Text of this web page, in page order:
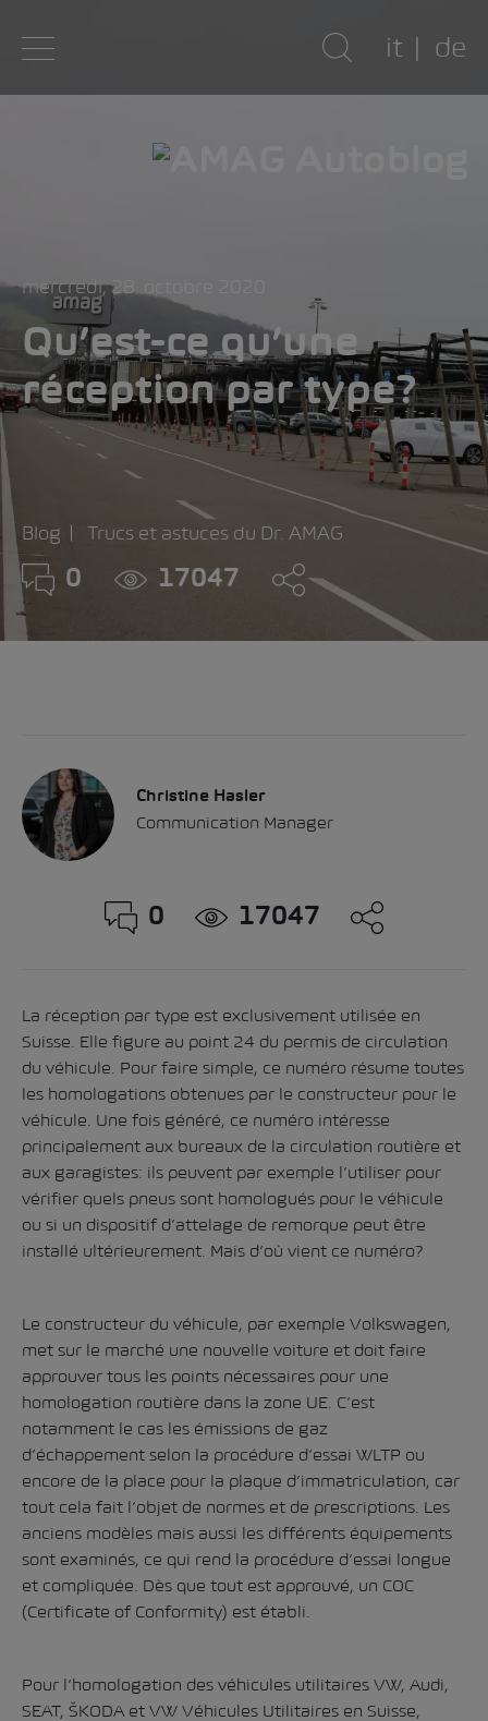
it de
mercredi, 28. octobre 2020
Qu’est-ce qu’une
réception par type?
Blog Trucs et astuces du Dr. AMAG
0 17047
Christine Hasler
Communication Manager
0 17047
La réception par type est exclusivement utilisée en
Suisse. Elle figure au point 24 du permis de circulation
du véhicule. Pour faire simple, ce numéro résume toutes
les homologations obtenues par le constructeur pour le
véhicule. Une fois généré, ce numéro intéresse
principalement aux bureaux de la circulation routière et
aux garagistes: ils peuvent par exemple l’utiliser pour
vérifier quels pneus sont homologués pour le véhicule
ou si un dispositif d’attelage de remorque peut être
installé ultérieurement. Mais d’où vient ce numéro?
Le constructeur du véhicule, par exemple Volkswagen,
met sur le marché une nouvelle voiture et doit faire
approuver tous les points nécessaires pour une
homologation routière dans la zone UE. C’est
notamment le cas les émissions de gaz
d’échappement selon la procédure d’essai WLTP ou
encore de la place pour la plaque d’immatriculation, car
tout cela fait l’objet de normes et de prescriptions. Les
anciens modèles mais aussi les différents équipements
sont examinés, ce qui rend la procédure d’essai longue
et compliquée. Dès que tout est approuvé, un COC
(Certificate of Conformity) est établi.
Pour l’homologation des véhicules utilitaires VW, Audi,
SEAT, ŠKODA et VW Véhicules Utilitaires en Suisse,